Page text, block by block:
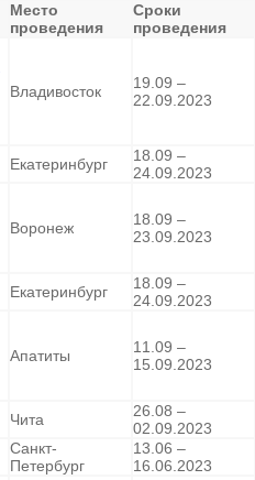
Место
проведения
Сроки
проведения
Владивосток
19.09 –
22.09.2023
Екатеринбург
18.09 –
24.09.2023
Воронеж
18.09 –
23.09.2023
Екатеринбург
18.09 –
24.09.2023
Апатиты
11.09 –
15.09.2023
Чита
26.08 –
02.09.2023
Санкт-
Петербург
13.06 –
16.06.2023